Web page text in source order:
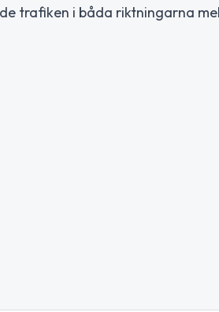
trafiken i båda riktningarna